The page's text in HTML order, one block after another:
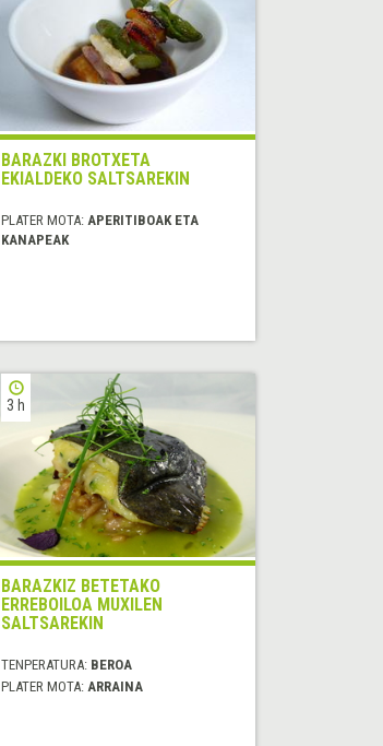
BARAZKI BROTXETA
EKIALDEKO SALTSAREKIN
PLATER MOTA:APERITIBOAK ETA
KANAPEAK
3 h
BARAZKIZ BETETAKO
ERREBOILOA MUXILEN
SALTSAREKIN
TENPERATURA: BEROA
PLATER MOTA:ARRAINA